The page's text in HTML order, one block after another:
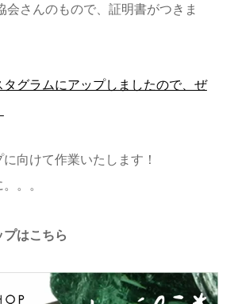
会さんのもので、証明書がつきま
タグラムにアップしましたので、ぜ
向けて作業いたします！
。。
はこちら